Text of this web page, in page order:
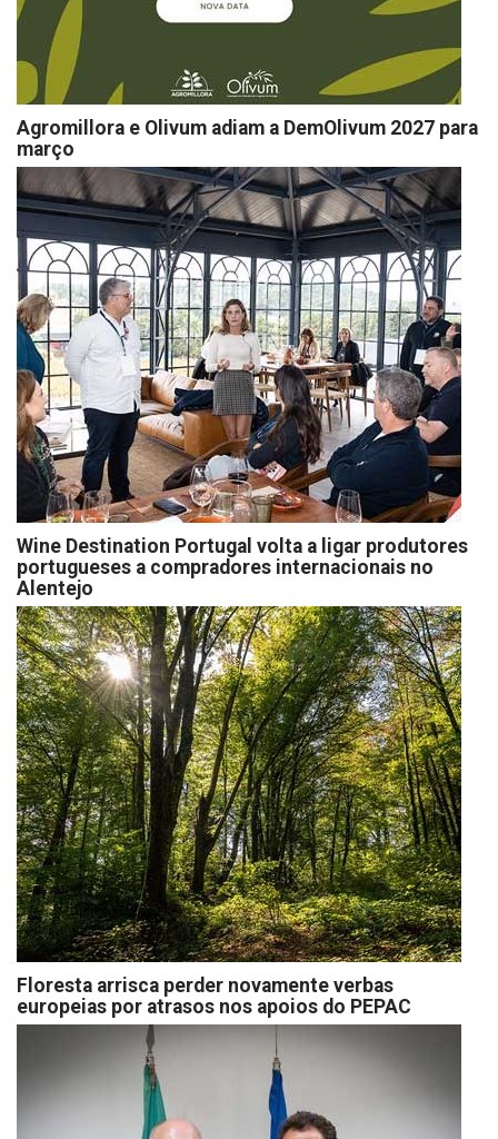
Agromillora e Olivum adiam a DemOlivum 2027 para
março
Wine Destination Portugal volta a ligar produtores
portugueses a compradores internacionais no
Alentejo
Floresta arrisca perder novamente verbas
europeias por atrasos nos apoios do PEPAC